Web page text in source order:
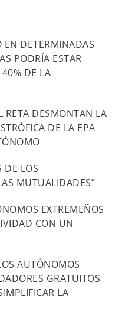
EN DETERMINADAS
PODRÍA ESTAR
DE LA
RETA DESMONTAN LA
DE LA EPA
DE LOS
MUTUALIDADES”
EXTREMEÑOS
CON UN
AUTÓNOMOS
GRATUITOS
LA